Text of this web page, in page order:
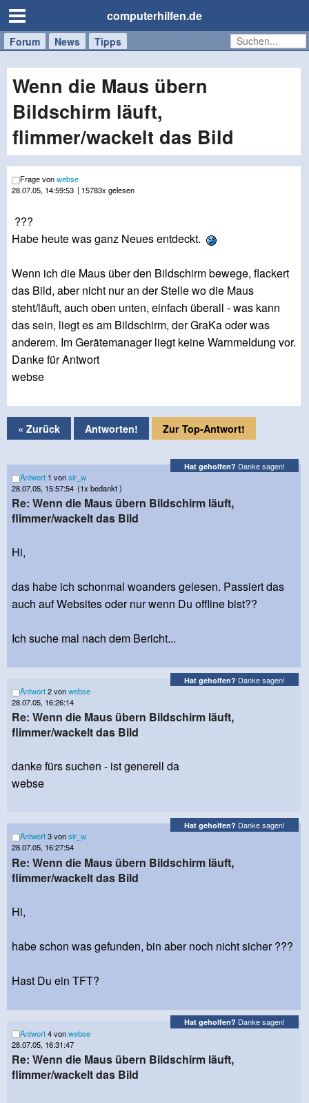
computerhilfen.de
Forum News Tipps
Handy
Tablet
Windows
Mac
Wenn die Maus übern
Bildschirm läuft,
flimmer/wackelt das Bild
Frage vonwebse
28.07.05, 14:59:53 | 15783x gelesen
???
Habe heute was ganz Neues entdeckt.
Wenn ich die Maus über den Bildschirm bewege, flackert
das Bild, aber nicht nur an der Stelle wo die Maus
steht/läuft, auch oben unten, einfach überall - was kann
das sein, liegt es am Bildschirm, der GraKa oder was
anderem. Im Gerätemanager liegt keine Warnmeldung vor.
Danke für Antwort
webse
« Zurück Antworten! Zur Top-Antwort!
Hat geholfen? Danke sagen!
Antwort 1 vonsir_w
28.07.05, 15:57:54 (1x bedankt )
Re: Wenn die Maus übern Bildschirm läuft,
flimmer/wackelt das Bild
Hi,
das habe ich schonmal woanders gelesen. Passiert das
auch auf Websites oder nur wenn Du offline bist??
Ich suche mal nach dem Bericht...
Hat geholfen? Danke sagen!
Antwort2 vonwebse
28.07.05, 16:26:14
Re: Wenn die Maus übern Bildschirm läuft,
flimmer/wackelt das Bild
danke fürs suchen - ist generell da
webse
Hat geholfen? Danke sagen!
Antwort3 vonsir_w
28.07.05, 16:27:54
Re: Wenn die Maus übern Bildschirm läuft,
flimmer/wackelt das Bild
Hi,
habe schon was gefunden, bin aber noch nicht sicher ???
Hast Du ein TFT?
Hat geholfen? Danke sagen!
Antwort4 vonwebse
28.07.05, 16:31:47
Re: Wenn die Maus übern Bildschirm läuft,
flimmer/wackelt das Bild